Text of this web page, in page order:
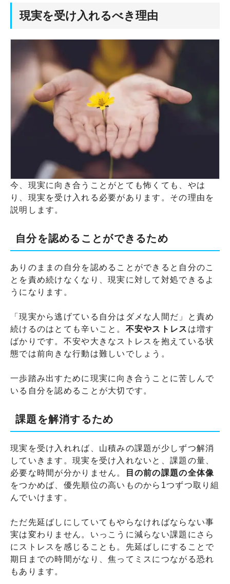
現実を受け入れるべき理由
今、現実に向き合うことがとても怖くても、やは
り、現実を受け入れる必要があります。その理由を
説明します。
自分を認めることができるため
ありのままの自分を認めることができると自分のこ
とを責め続けなくなり、現実に対して対処できるよ
うになります。
「現実から逃げている自分はダメな人間だ」と責め
続けるのはとても辛いこと。 不安やストレス は増す
ばかりです。不安や大きなストレスを抱えている状
態では前向きな行動は難しいでしょう。
一歩踏み出すために現実に向き合うことに苦しんで
いる自分を認めることが大切です。
課題を解消するため
現実を受け入れれば、山積みの課題が少しずつ解消
していきます。現実を受け入れないと、課題の量、
必要な時間が分かりません。
目の前の課題の全体像
をつかめば、優先順位の高いものから1つずつ取り組
んでいけます。
ただ先延ばしにしていてもやらなければならない事
実は変わりません。いっこうに減らない課題にさら
にストレスを感じることも。先延ばしにすることで
期日までの時間がなり、焦ってミスにつながる恐れ
もあります。